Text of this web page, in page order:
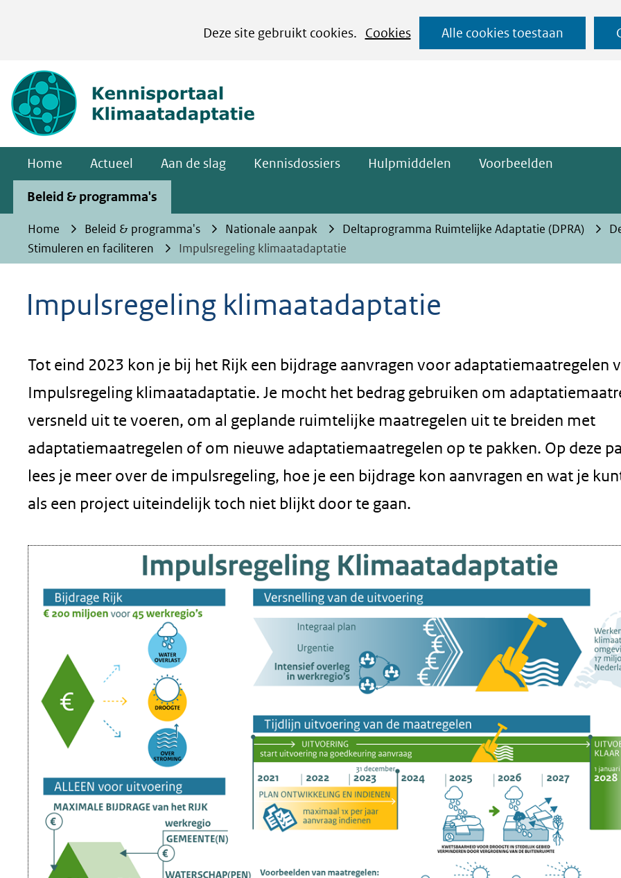
Deze site gebruikt cookies.
Cookies
kan
het
gebruik
van
cookies
deze
website
geweigerd.
Alle cookies toestaan
Ga
naar
Home Actueel Aan de slag Kennisdossiers Hulpmiddelen Voorbeelden
Beleid & programma's
Home Beleid & programma's Nationale aanpak Deltaprogramma Ruimtelijke Adaptatie (DPRA)
Stimuleren en faciliteren
Impulsregeling klimaatadaptatie
Impulsregeling klimaatadaptatie
Tot eind 2023 kon je bij het Rijk een bijdrage aanvragen voor adaptatiemaatregelen
Impulsregeling klimaatadaptatie. Je mocht het bedrag gebruiken om
versneld uit te voeren, om al geplande ruimtelijke maatregelen uit te breiden met
adaptatiemaatregelen of om nieuwe adaptatiemaatregelen op te pakken. Op deze
lees je meer over de impulsregeling, hoe je een bijdrage kon aanvragen en wat je
als een project uiteindelijk toch niet blijkt door te gaan.